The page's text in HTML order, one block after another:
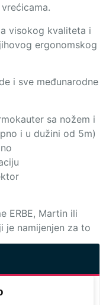
visokog kvaliteta i
ergonomskog
i sve međunarodne
sa nožem i
i u dužini od 5m)
ERBE, Martin ili
je namijenjen za to